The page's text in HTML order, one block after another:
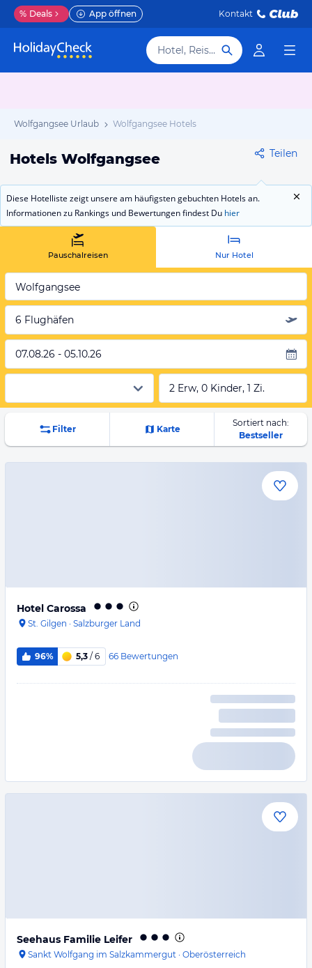
% Deals App öffnen Kontakt
Hotel, Reiseziel
Wolfgangsee Urlaub Wolfgangsee Hotels
Hotels Wolfgangsee Teilen
Diese Hotelliste zeigt unsere am häufigsten gebuchten Hotels an.
Informationen zu Rankings und Bewertungen findest Du hier
Pauschalreisen Nur Hotel
Wolfgangsee
6 Flughäfen
07.08.26 - 05.10.26
2 Erw, 0 Kinder, 1 Zi.
Filter Karte
Sortiert nach:
Bestseller
Hotel Carossa
St. Gilgen · Salzburger Land
96% 5,3 / 6 66 Bewertungen
Seehaus Familie Leifer
Sankt Wolfgang im Salzkammergut · Oberösterreich